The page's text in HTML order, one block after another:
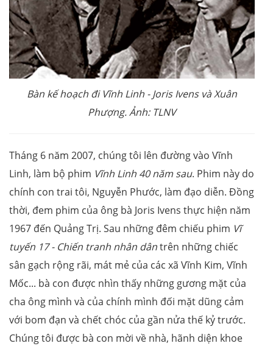
Bàn kế hoạch đi Vĩnh Linh - Joris Ivens và Xuân
Phượng. Ảnh: TLNV
Tháng 6 năm 2007, chúng tôi lên đường vào Vĩnh
Linh, làm bộ phim Vĩnh Linh 40 năm sau. Phim này do
chính con trai tôi, Nguyễn Phước, làm đạo diễn. Đồng
thời, đem phim của ông bà Joris Ivens thực hiện năm
1967 đến Quảng Trị. Sau những đêm chiếu phim Vĩ
tuyến 17 - Chiến tranh nhân dântrên những chiếc
sân gạch rộng rãi, mát mẻ của các xã Vĩnh Kim, Vĩnh
Mốc... bà con được nhìn thấy những gương mặt của
cha ông mình và của chính mình đối mặt dũng cảm
với bom đạn và chết chóc của gần nửa thế kỷ trước.
Chúng tôi được bà con mời về nhà, hãnh diện khoe